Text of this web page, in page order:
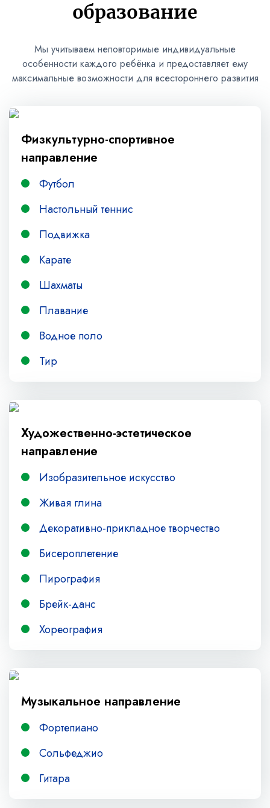
образование
Мы учитываем неповторимые индивидуальные
особенности каждого ребёнка и предоставляет ему
максимальные возможности для всестороннего развития
Физкультурно-спортивное
направление
Футбол
Настольный теннис
Подвижка
Карате
Шахматы
Плавание
Водное поло
Тир
Художественно-эстетическое
направление
Изобразительное искусство
Живая глина
Декоративно-прикладное творчество
Бисероплетение
Пирография
Брейк-данс
Хореография
Музыкальное направление
Фортепиано
Сольфеджио
Гитара